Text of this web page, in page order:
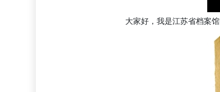
大家好，我是江苏省档案